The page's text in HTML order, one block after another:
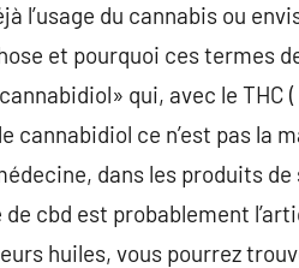
l’usage du cannabis ou
et pourquoi ces termes
qui, avec le
cannabidiol ce n’est pas la
dans les produits
cbd est probablement
huiles, vous pourrez